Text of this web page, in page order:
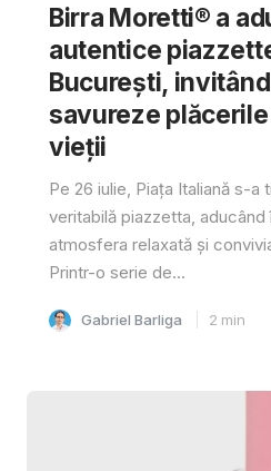
Birra Moretti® a
autentice
București,
savureze
vieții
Pe 26 iulie, Piața Italiană s-a
veritabilă piazzetta,
atmosfera relaxată și
Printr-o serie de...
Gabriel Barliga 2 min